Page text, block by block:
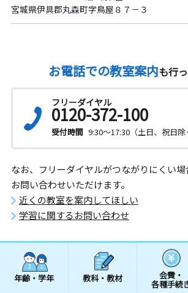
宮城県伊具郡丸森町字鳥屋８７－３
お電話での教室案内も行
フリーダイヤル
0120-372-100
受付時間 9:30～17:30（土日、祝日除
なお、フリーダイヤルがつながりにくい
お問い合わせいただけます。
近くの教室を案内してほしい
学習に関するお問い合わせ
年齢・学年 教科・教材 会費・
各種手続